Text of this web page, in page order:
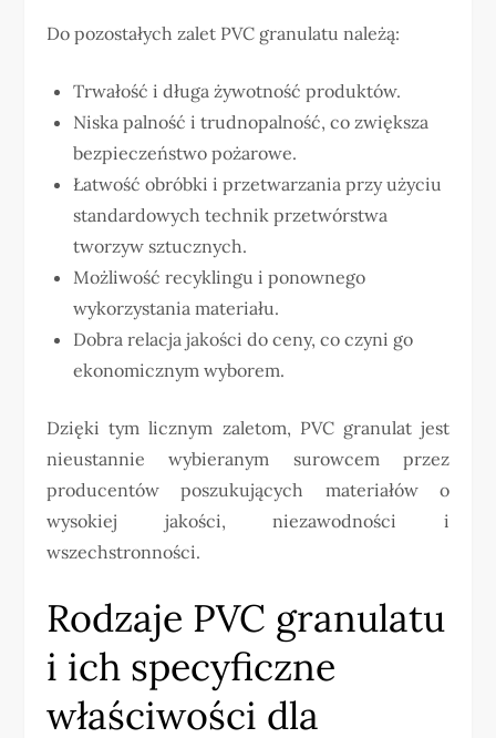
Do pozostałych zalet PVC granulatu należą:
Trwałość i długa żywotność produktów.
Niska palność i trudnopalność, co zwiększa
bezpieczeństwo pożarowe.
Łatwość obróbki i przetwarzania przy użyciu
standardowych technik przetwórstwa
tworzyw sztucznych.
Możliwość recyklingu i ponownego
wykorzystania materiału.
Dobra relacja jakości do ceny, co czyni go
ekonomicznym wyborem.
Dzięki tym licznym zaletom, PVC granulat jest
nieustannie wybieranym surowcem przez
producentów poszukujących materiałów o
wysokiej jakości, niezawodności i
wszechstronności.
Rodzaje PVC granulatu
i ich specyficzne
właściwości dla